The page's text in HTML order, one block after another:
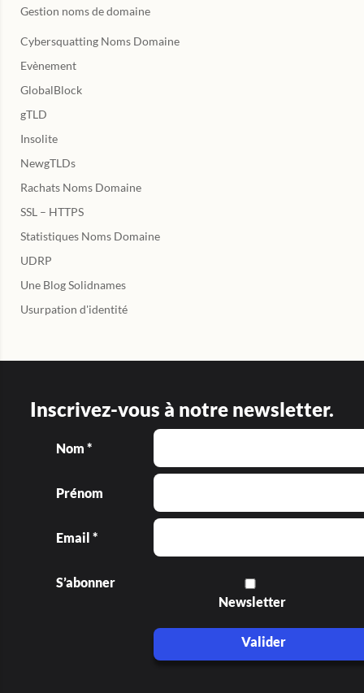
Gestion noms de domaine
Cybersquatting Noms Domaine
Evènement
GlobalBlock
gTLD
Insolite
NewgTLDs
Rachats Noms Domaine
SSL – HTTPS
Statistiques Noms Domaine
UDRP
Une Blog Solidnames
Usurpation d'identité
Inscrivez-vous à notre newsletter.
Nom *
Prénom
Email *
S’abonner
Newsletter
Valider